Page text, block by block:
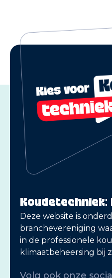
Deze website is
branchevereniging
in de professionele
klimaatbeheersing bij
Volg ook onze